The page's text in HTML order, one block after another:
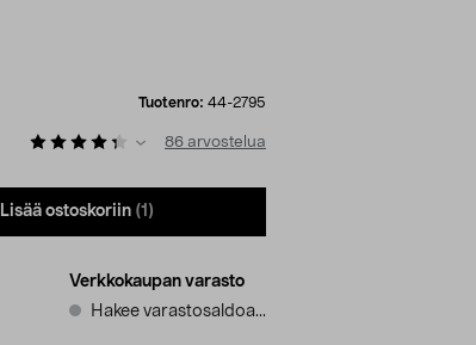
Tuotenro: 44-2795
86 arvostelua
Lisää ostoskoriin (1)
Verkkokaupan varasto
Hakee varastosaldoa...